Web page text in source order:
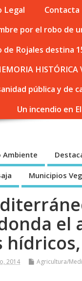
Legal Contacta
por el robo de
de Rojales destina
pública y de
Un incendio en
Ambiente
Municipios
el
2014 Agricultura/